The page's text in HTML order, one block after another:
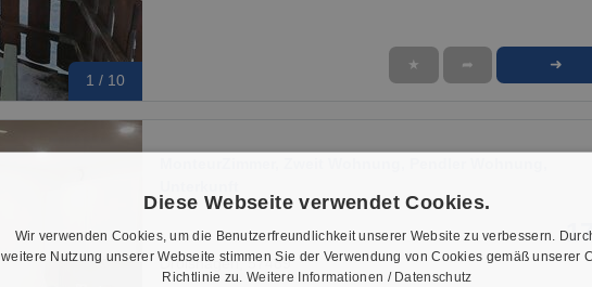
1 / 10
★ ➦ ➜
Drolshagen, 57489
Diese Webseite verwendet Cookies.
Wir verwenden Cookies, um die Benutzerfreundlichkeit unserer Website zu verbessern.
weitere Nutzung unserer Webseite stimmen Sie der Verwendung von Cookies gemäß unserer
Richtlinie zu. Weitere Informationen / Datenschutz